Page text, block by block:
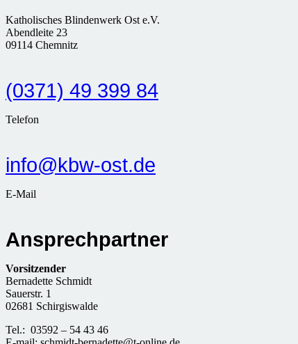
Katholisches Blindenwerk Ost e.V.
Abendleite 23
09114 Chemnitz
(0371) 49 399 84
Telefon
info@kbw-ost.de
E-Mail
Ansprechpartner
Vorsitzender
Bernadette Schmidt
Sauerstr. 1
02681 Schirgiswalde
Tel.: 03592 – 54 43 46